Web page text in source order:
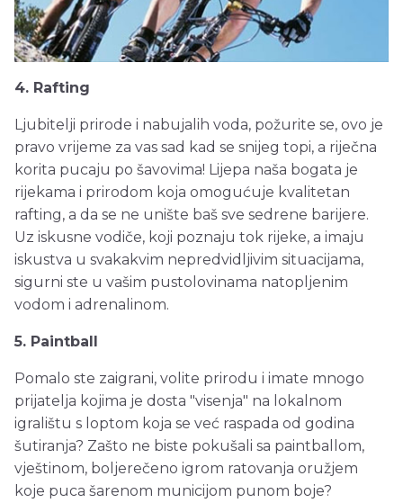
4. Rafting
Ljubitelji prirode i nabujalih voda, požurite se, ovo je
pravo vrijeme za vas sad kad se snijeg topi, a riječna
korita pucaju po šavovima! Lijepa naša bogata je
rijekama i prirodom koja omogućuje kvalitetan
rafting, a da se ne unište baš sve sedrene barijere.
Uz iskusne vodiče, koji poznaju tok rijeke, a imaju
iskustva u svakakvim nepredvidljivim situacijama,
sigurni ste u vašim pustolovinama natopljenim
vodom i adrenalinom.
5. Paintball
Pomalo ste zaigrani, volite prirodu i imate mnogo
prijatelja kojima je dosta "visenja" na lokalnom
igralištu s loptom koja se već raspada od godina
šutiranja? Zašto ne biste pokušali sa paintballom,
vještinom, boljerečeno igrom ratovanja oružjem
koje puca šarenom municijom punom boje?